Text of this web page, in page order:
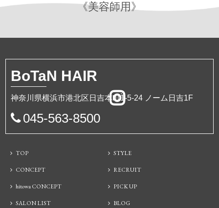
《美容師用》
BoTaN HAIR
神奈川県横浜市港北区日吉本町1-5-24 ノーム日吉1F
045-563-8500
TOP
CONCEPT
hitowa CONCEPT
SALON LIST
STYLE
RECRUIT
PICK UP
BLOG